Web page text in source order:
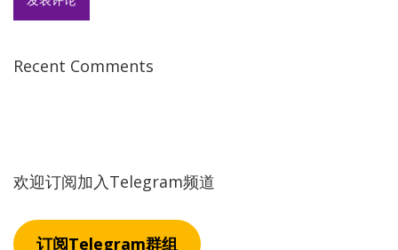
Recent Comments
欢迎订阅加入Telegram频道
订阅Telegram群组